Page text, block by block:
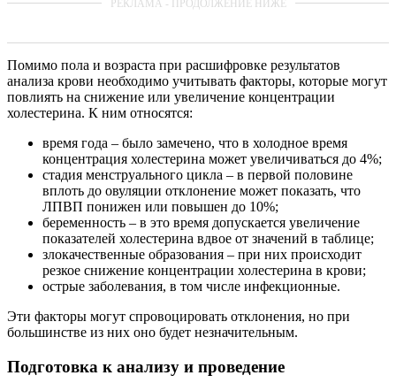
Помимо пола и возраста при расшифровке результатов
анализа крови необходимо учитывать факторы, которые могут
повлиять на снижение или увеличение концентрации
холестерина. К ним относятся:
время года – было замечено, что в холодное время
концентрация холестерина может увеличиваться до 4%;
стадия менструального цикла – в первой половине
вплоть до овуляции отклонение может показать, что
ЛПВП понижен или повышен до 10%;
беременность – в это время допускается увеличение
показателей холестерина вдвое от значений в таблице;
злокачественные образования – при них происходит
резкое снижение концентрации холестерина в крови;
острые заболевания, в том числе инфекционные.
Эти факторы могут спровоцировать отклонения, но при
большинстве из них оно будет незначительным.
Подготовка к анализу и проведение